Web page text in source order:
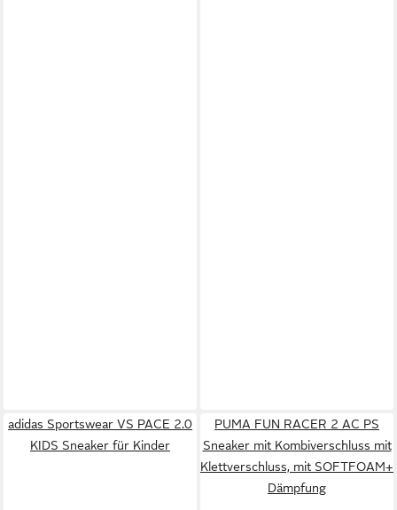
adidas Sportswear VS PACE 2.0
KIDS Sneaker für Kinder
PUMA FUN RACER 2 AC PS
Sneaker mit Kombiverschluss mit
Klettverschluss, mit SOFTFOAM+
Dämpfung